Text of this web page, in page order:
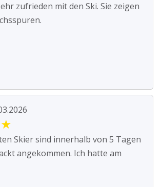
zufrieden mit den Ski. Sie zeigen
★
Skier sind innerhalb von 5 Tagen
angekommen. Ich hatte am